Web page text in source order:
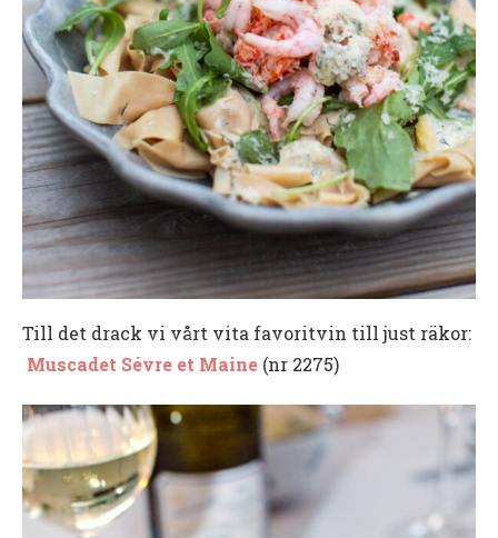
Till det drack vi vårt vita favoritvin till just räkor:
Muscadet Sévre et Maine (nr 2275)